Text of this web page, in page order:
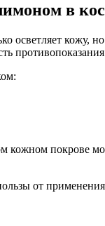
в
осветляет кожу,
кожном покрове
от